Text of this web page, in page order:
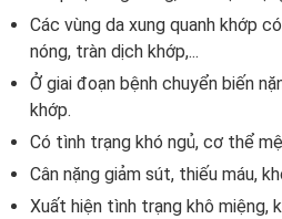
Các vùng da xung quanh khớp
nóng, tràn dịch khớp,...
Ở giai đoạn bệnh chuyển biến
khớp.
Có tình trạng khó ngủ, cơ thể
Cân nặng giảm sút, thiếu máu,
Xuất hiện tình trạng khô miệng,